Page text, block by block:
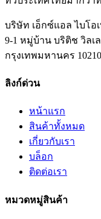
บริษัท เอ็กซ์แอล ไบโอ
9-1 หมู่บ้าน บริติช วิลเ
กรุงเทพมหานคร
ลิงก์ด่วน
หน้าแรก
สินค้าทั้งหมด
เกี่ยวกับเรา
บล็อก
ติดต่อเรา
หมวดหมู่สินค้า